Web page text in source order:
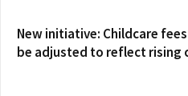
New initiative: Childcare
be adjusted to reflect rising